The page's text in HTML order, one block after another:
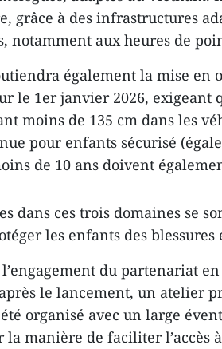
grâce à des infrastructures
notamment aux heures de
également la mise en
le 1er janvier 2026, exigeant
moins de 135 cm dans les
pour enfants sécurisé
de 10 ans doivent
dans ces trois domaines se
les enfants des blessures
du partenariat
le lancement, un atelier
organisé avec un large
manière de faciliter l’accès